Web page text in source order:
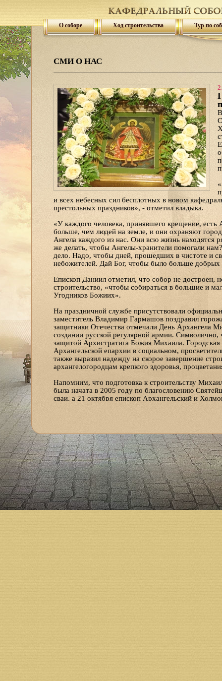
О соборе Ход строительства Тур по
СМИ О НАС
и всех небесных сил бесплотных в новом
престольных праздников», - отметил владыка.
«У каждого человека, принявшего крещение, есть
больше, чем людей на земле, и они охраняют
Ангела каждого из нас. Они всю жизнь находятся
же делать, чтобы Ангелы-хранители помогали
дело. Надо, чтобы дней, прошедших в чистоте и
небожителей. Дай Бог, чтобы было больше
Епископ Даниил отметил, что собор не достроен,
строительство, «чтобы собираться в большие и
Угодников Божиих».
На праздничной службе присутствовали
заместитель Владимир Гармашов поздравил
защитники Отечества отмечали День Архангела
создании русской регулярной армии.
защитой Архистратига Божия Михаила. Городская
Архангельской епархии в социальном,
также выразил надежду на скорое завершение
архангелогородцам крепкого здоровья,
Напомним, что подготовка к строительству
была начата в 2005 году по благословению
сваи, а 21 октября епископ Архангельский и
основание строительства собора. Нулевой цикл
новый храм должен вмещать до 3 тысяч человек.
нравственного просвещения и социального
школа, библиотека, епархиальный архив, залы для
службы социальной помощи, молодежные кружки
Строительство Михаило-Архангельского
предприятий, организаций и простых жителей
Пожертвования на строительство собора
площади Профсоюзов или на расчётный счет